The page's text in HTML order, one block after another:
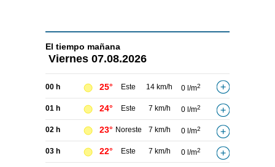
El tiempo mañana
Viernes 07.08.2026
00 h 25° Este 14 km/h 0 l/m2
01 h 24° Este 7 km/h 0 l/m2
02 h 23° Noreste 7 km/h 0 l/m2
03 h 22° Este 7 km/h 0 l/m2